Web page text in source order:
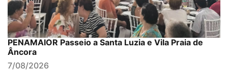
PENAMAIOR Passeio a Santa Luzia e Vila Praia de
Âncora
7/08/2026